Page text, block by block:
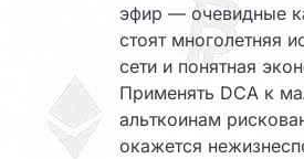
эфир — очевидные
стоят многолетняя
сети и понятная
Применять DCA к
альткоинам
окажется